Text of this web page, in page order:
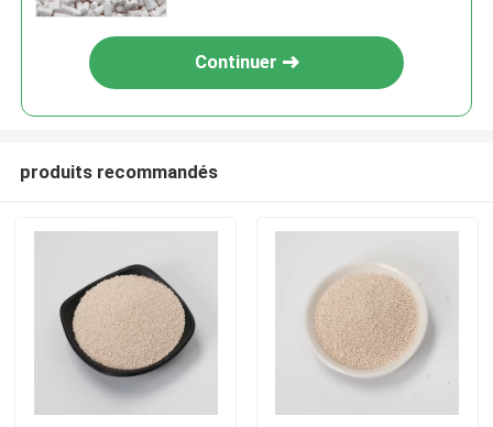
Continuer
produits recommandés